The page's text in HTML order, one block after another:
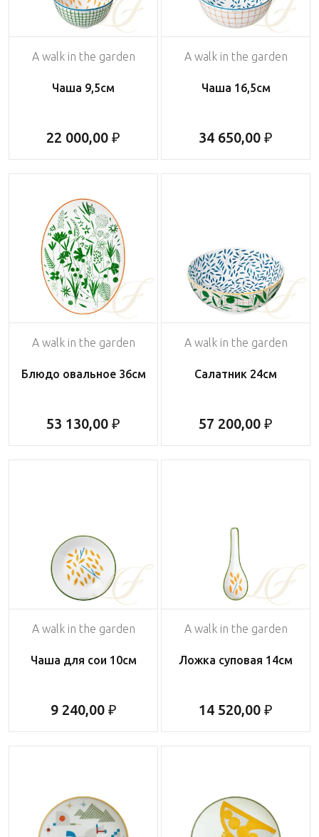
A walk in the garden
Чаша 9,5см
22 000,00 ₽
A walk in the garden
Чаша 16,5см
34 650,00 ₽
A walk in the garden
Блюдо овальное 36см
53 130,00 ₽
A walk in the garden
Салатник 24см
57 200,00 ₽
A walk in the garden
Чаша для сои 10см
9 240,00 ₽
A walk in the garden
Ложка суповая 14см
14 520,00 ₽